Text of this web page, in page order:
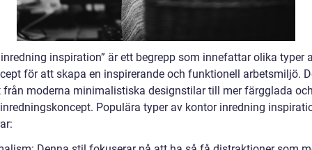
inspiration” är ett begrepp som innefattar olika typer
för att skapa en inspirerande och funktionell arbetsmiljö.
från moderna minimalistiska designstilar till mer färgglada
Populära typer av kontor inredning